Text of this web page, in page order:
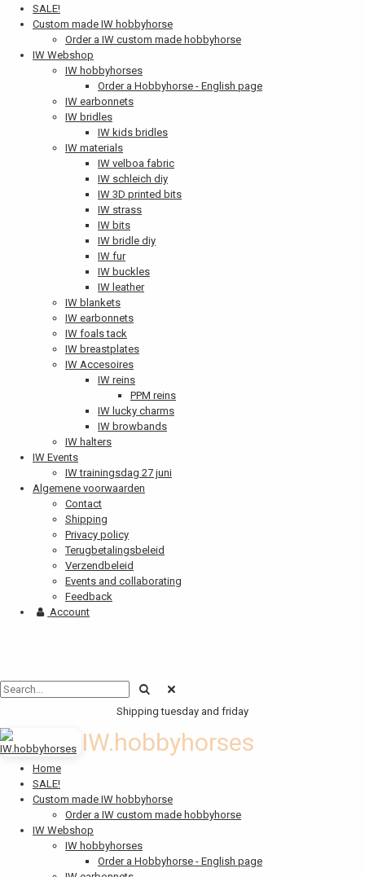
SALE!
Custom made IW hobbyhorse
Order a IW custom made hobbyhorse
IW Webshop
IW hobbyhorses
Order a Hobbyhorse - English page
IW earbonnets
IW bridles
IW kids bridles
IW materials
IW velboa fabric
IW schleich diy
IW 3D printed bits
IW strass
IW bits
IW bridle diy
IW fur
IW buckles
IW leather
IW blankets
IW earbonnets
IW foals tack
IW breastplates
IW Accesoires
IW reins
PPM reins
IW lucky charms
IW browbands
IW halters
IW Events
IW trainingsdag 27 juni
Algemene voorwaarden
Contact
Shipping
Privacy policy
Terugbetalingsbeleid
Verzendbeleid
Events and collaborating
Feedback
Account
Shipping tuesday and friday
IW.hobbyhorses
Home
SALE!
Custom made IW hobbyhorse
Order a IW custom made hobbyhorse
IW Webshop
IW hobbyhorses
Order a Hobbyhorse - English page